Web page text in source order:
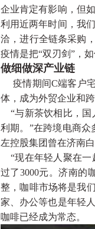
企业肯定有影响，但
利用近两年时间，我
洽，进行全链条采购
疫情是把“双刃剑”，
做细做深产业链
疫情期间C端客户宅
体，成为外贸企业和
“与新茶饮相比，国
利期。”在跨境电商众
左控股集团曾在济南
“现在年轻人聚在一
过了3000元。济南的
整，咖啡市场将是我
家、办公等也是年轻
咖啡已经成为常态。